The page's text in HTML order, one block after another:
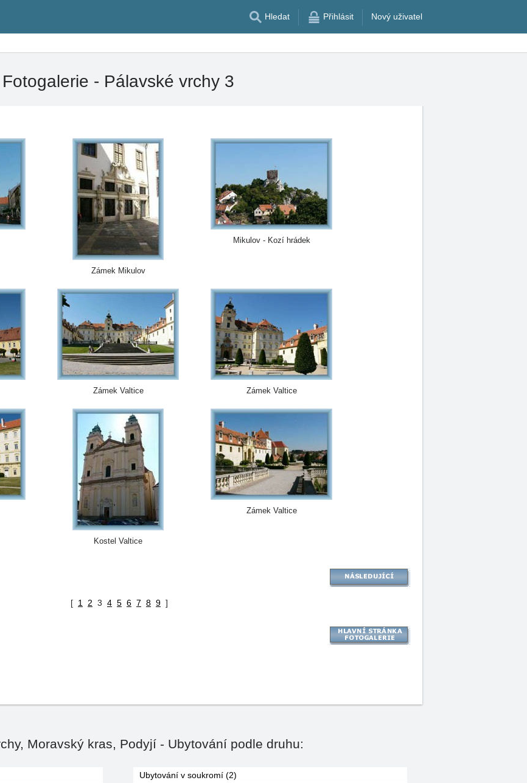
Hledat Přihlásit Nový uživatel
Fotogalerie - Pálavské vrchy 3
Zámek Mikulov
Mikulov - Kozí hrádek
Zámek Valtice Zámek Valtice
Kostel Valtice
Zámek Valtice
[ 1 2 3 4 5 6 7 8 9 ]
Moravský kras, Podyjí - Ubytování podle druhu:
Ubytování v soukromí (2)